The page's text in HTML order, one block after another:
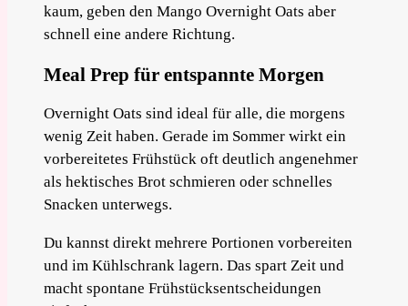
kaum, geben den Mango Overnight Oats aber
schnell eine andere Richtung.
Meal Prep für entspannte Morgen
Overnight Oats sind ideal für alle, die morgens
wenig Zeit haben. Gerade im Sommer wirkt ein
vorbereitetes Frühstück oft deutlich angenehmer
als hektisches Brot schmieren oder schnelles
Snacken unterwegs.
Du kannst direkt mehrere Portionen vorbereiten
und im Kühlschrank lagern. Das spart Zeit und
macht spontane Frühstücksentscheidungen